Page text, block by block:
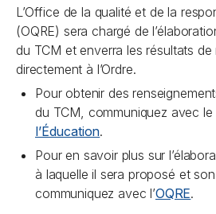
L’Office de la qualité et de la
(OQRE) sera chargé de
du TCM et enverra les résultats
directement à l’Ordre.
Pour obtenir des
du TCM, communiquez avec le
l’Éducation.
Pour en savoir plus sur
à laquelle il sera proposé et
communiquez avec l’OQRE.